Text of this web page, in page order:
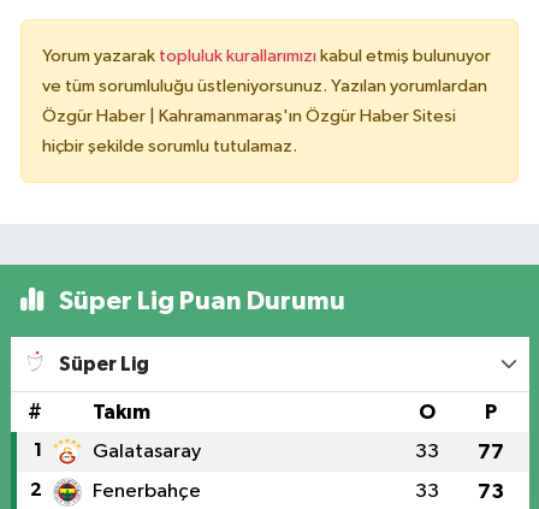
Yorum yazarak topluluk kurallarımızı kabul etmiş bulunuyor
ve tüm sorumluluğu üstleniyorsunuz. Yazılan yorumlardan
Özgür Haber | Kahramanmaraş'ın Özgür Haber Sitesi
hiçbir şekilde sorumlu tutulamaz.
Süper Lig Puan Durumu
Süper Lig
# Takım O P
1 Galatasaray 33 77
2 Fenerbahçe 33 73